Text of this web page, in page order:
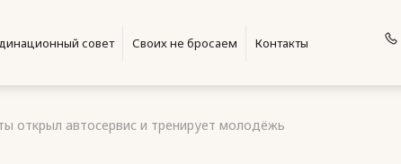
совет Своих не бросаем Контакты
открыл автосервис и тренирует молодёжь